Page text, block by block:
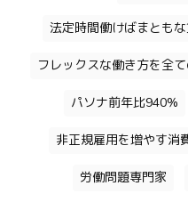
法定時間働けばまとも
フレックスな働き方を全
パソナ前年比940%
非正規雇用を増やす消
労働問題専門家